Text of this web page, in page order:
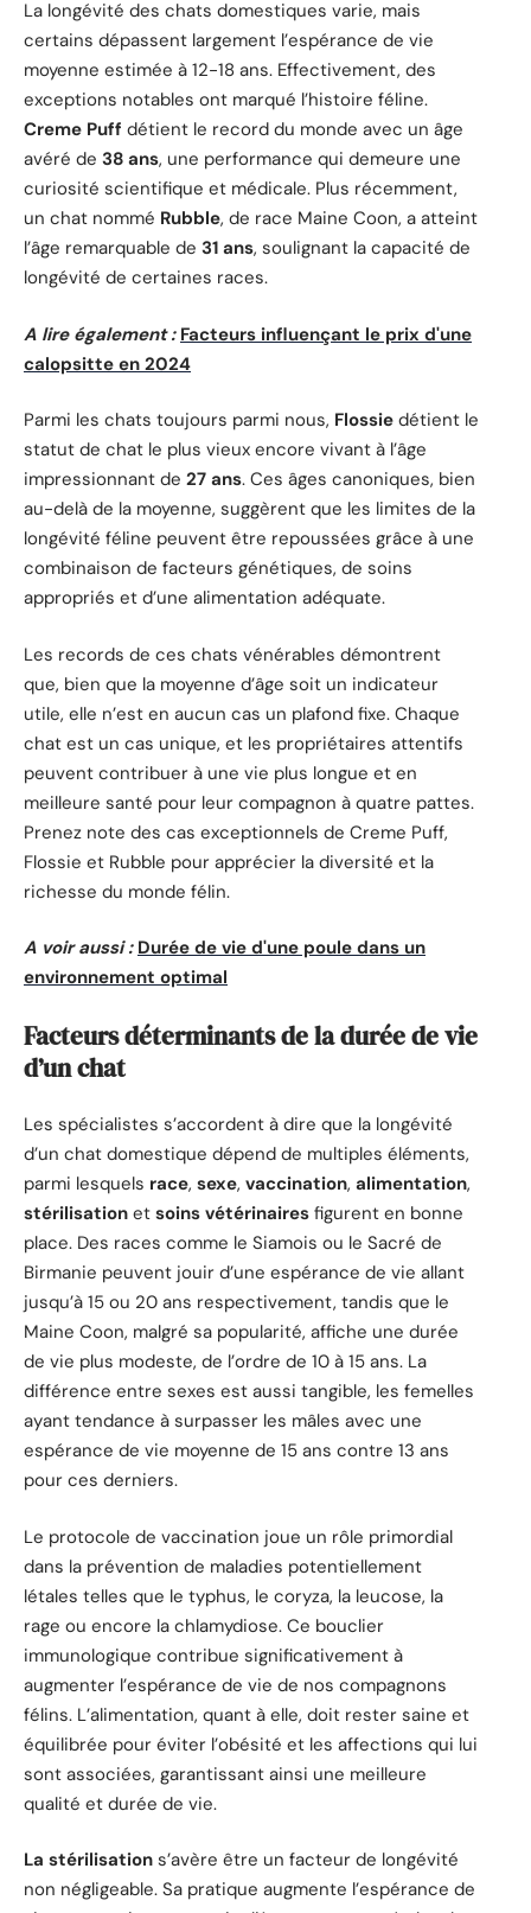
La longévité des chats domestiques varie, mais
certains dépassent largement l’espérance de vie
moyenne estimée à 12-18 ans. Effectivement, des
exceptions notables ont marqué l’histoire féline.
Creme Puff détient le record du monde avec un âge
avéré de 38 ans, une performance qui demeure une
curiosité scientifique et médicale. Plus récemment,
un chat nommé Rubble, de race Maine Coon, a atteint
l’âge remarquable de 31 ans, soulignant la capacité de
longévité de certaines races.
A lire également : Facteurs influençant le prix d'une
calopsitte en 2024
Parmi les chats toujours parmi nous, Flossie détient le
statut de chat le plus vieux encore vivant à l’âge
impressionnant de 27 ans. Ces âges canoniques, bien
au-delà de la moyenne, suggèrent que les limites de la
longévité féline peuvent être repoussées grâce à une
combinaison de facteurs génétiques, de soins
appropriés et d’une alimentation adéquate.
Les records de ces chats vénérables démontrent
que, bien que la moyenne d’âge soit un indicateur
utile, elle n’est en aucun cas un plafond fixe. Chaque
chat est un cas unique, et les propriétaires attentifs
peuvent contribuer à une vie plus longue et en
meilleure santé pour leur compagnon à quatre pattes.
Prenez note des cas exceptionnels de Creme Puff,
Flossie et Rubble pour apprécier la diversité et la
richesse du monde félin.
A voir aussi : Durée de vie d'une poule dans un
environnement optimal
Facteurs déterminants de la durée de vie
d’un chat
Les spécialistes s’accordent à dire que la longévité
d’un chat domestique dépend de multiples éléments,
parmi lesquels race, sexe, vaccination, alimentation,
stérilisation et soins vétérinaires figurent en bonne
place. Des races comme le Siamois ou le Sacré de
Birmanie peuvent jouir d’une espérance de vie allant
jusqu’à 15 ou 20 ans respectivement, tandis que le
Maine Coon, malgré sa popularité, affiche une durée
de vie plus modeste, de l’ordre de 10 à 15 ans. La
différence entre sexes est aussi tangible, les femelles
ayant tendance à surpasser les mâles avec une
espérance de vie moyenne de 15 ans contre 13 ans
pour ces derniers.
Le protocole de vaccination joue un rôle primordial
dans la prévention de maladies potentiellement
létales telles que le typhus, le coryza, la leucose, la
rage ou encore la chlamydiose. Ce bouclier
immunologique contribue significativement à
augmenter l’espérance de vie de nos compagnons
félins. L’alimentation, quant à elle, doit rester saine et
équilibrée pour éviter l’obésité et les affections qui lui
sont associées, garantissant ainsi une meilleure
qualité et durée de vie.
La stérilisation s’avère être un facteur de longévité
non négligeable. Sa pratique augmente l’espérance de